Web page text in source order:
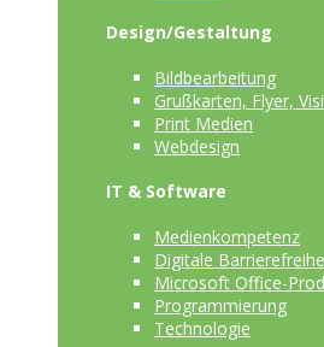
Design/Gestaltung
Bildbearbeitung
Grußkarten, Flyer,
Print Medien
Webdesign
IT & Software
Medienkompetenz
Digitale
Microsoft Office-
Programmierung
Technologie